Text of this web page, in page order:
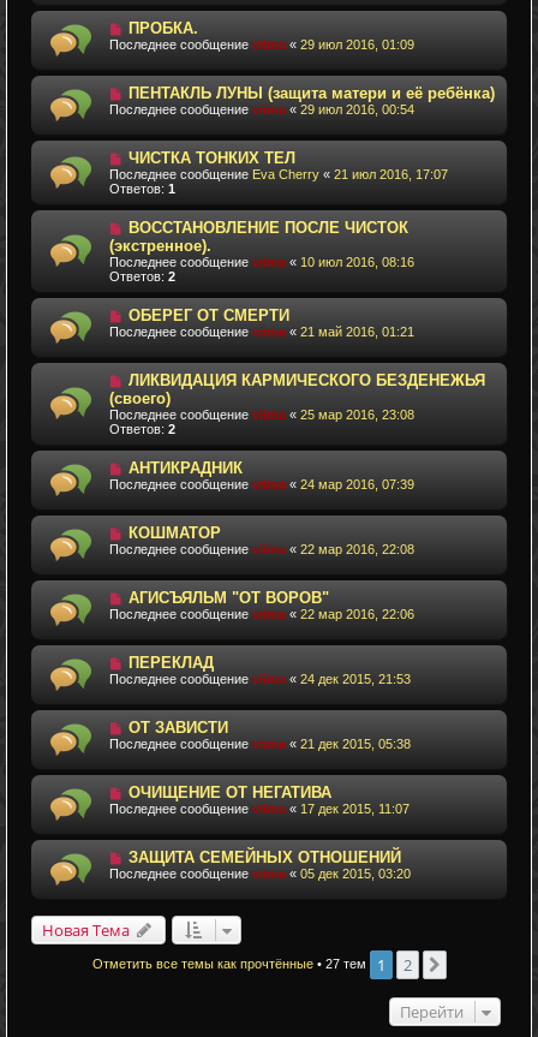
ПРОБКА.
Последнее сообщение viima « 29 июл 2016, 01:09
ПЕНТАКЛЬ ЛУНЫ (защита матери и её ребёнка)
Последнее сообщение viima « 29 июл 2016, 00:54
ЧИСТКА ТОНКИХ ТЕЛ
Последнее сообщение Eva Cherry « 21 июл 2016, 17:07
Ответов: 1
ВОССТАНОВЛЕНИЕ ПОСЛЕ ЧИСТОК
(экстренное).
Последнее сообщение viima « 10 июл 2016, 08:16
Ответов: 2
ОБЕРЕГ ОТ СМЕРТИ
Последнее сообщение viima « 21 май 2016, 01:21
ЛИКВИДАЦИЯ КАРМИЧЕСКОГО БЕЗДЕНЕЖЬЯ
(своего)
Последнее сообщение viima « 25 мар 2016, 23:08
Ответов: 2
АНТИКРАДНИК
Последнее сообщение viima « 24 мар 2016, 07:39
КОШМАТОР
Последнее сообщение viima « 22 мар 2016, 22:08
АГИСЪЯЛЬМ "ОТ ВОРОВ"
Последнее сообщение viima « 22 мар 2016, 22:06
ПЕРЕКЛАД
Последнее сообщение viima « 24 дек 2015, 21:53
ОТ ЗАВИСТИ
Последнее сообщение viima « 21 дек 2015, 05:38
ОЧИЩЕНИЕ ОТ НЕГАТИВА
Последнее сообщение viima « 17 дек 2015, 11:07
ЗАЩИТА СЕМЕЙНЫХ ОТНОШЕНИЙ
Последнее сообщение viima « 05 дек 2015, 03:20
Новая Тема
Отметить все темы как прочтённые• 27 тем 1 2
Перейти